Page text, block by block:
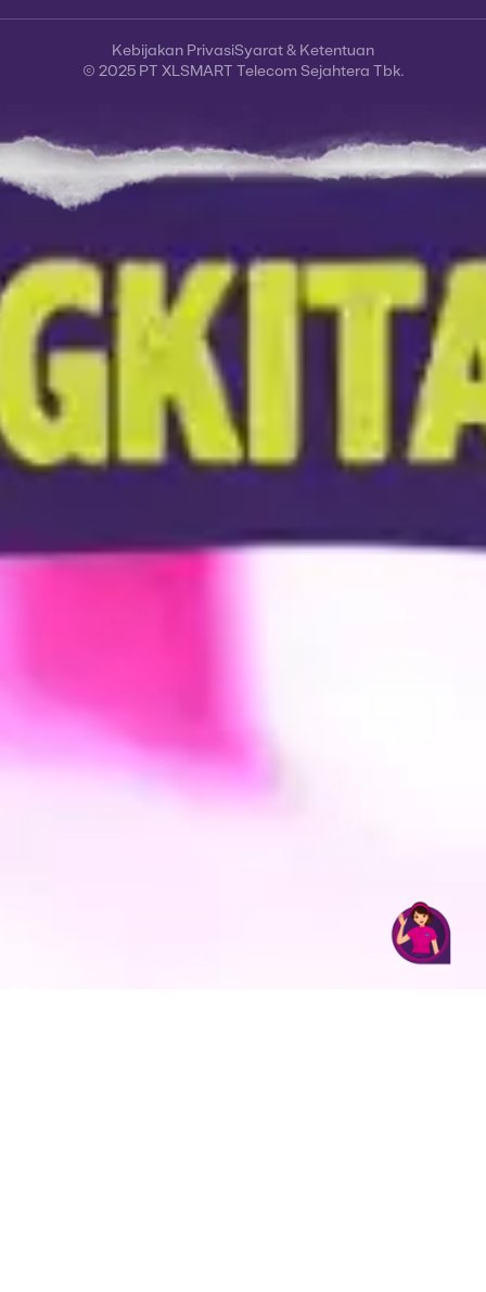
© 2025 PT XLSMART Telecom Sejahtera Tbk.
Kebijakan PrivasiSyarat & Ketentuan